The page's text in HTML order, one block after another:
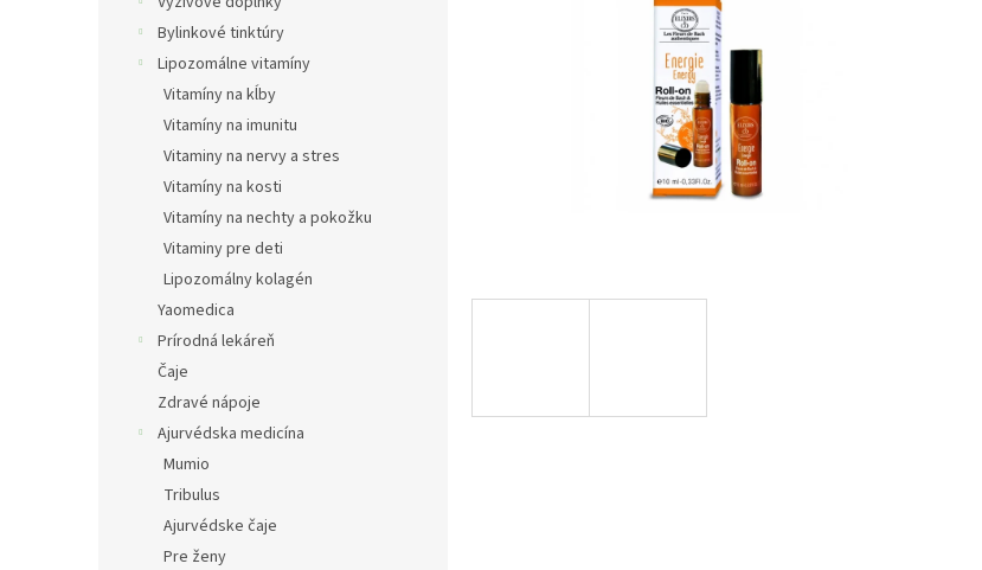
Bylinkové tinktúry
Lipozomálne vitamíny
Vitamíny na kĺby
Vitamíny na imunitu
Vitaminy na nervy a stres
Vitamíny na kosti
Vitamíny na nechty a pokožku
Vitaminy pre deti
Lipozomálny kolagén
Yaomedica
Prírodná lekáreň
Čaje
Zdravé nápoje
Ajurvédska medicína
Mumio
Tribulus
Ajurvédske čaje
Pre ženy